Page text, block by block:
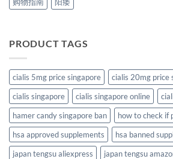
PRODUCT TAGS
cialis 5mg price singapore
cialis 20mg price
cialis singapore
cialis singapore online
hamer candy singapore ban
how to check if
hsa approved supplements
hsa banned
japan tengsu aliexpress
japan tengsu